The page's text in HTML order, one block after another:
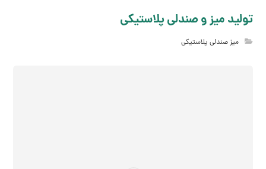
تولید میز و صندلی پلاستیکی
میز صندلی پلاستیکی